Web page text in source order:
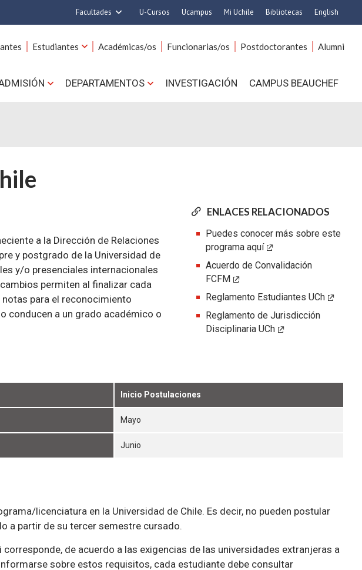
Facultades
Ciencias
Cs. Agronómicas
U-Cursos Ucampus Mi Uchile Bibliotecas English
Estudiantes Académicas/os Funcionarias/os Postdoctorantes Alumni
DEPARTAMENTOS INVESTIGACIÓN CAMPUS BEAUCHEF
ENLACES RELACIONADOS
Puedes conocer más sobre este
programa aquí
Acuerdo de Convalidación
FCFM
Reglamento Estudiantes UCh
Reglamento de Jurisdicción
Disciplinaria UCh
a la Dirección de Relaciones
y postgrado de la Universidad de
y/o presenciales internacionales
permiten al finalizar cada
para el reconocimiento
conducen a un grado académico o
Inicio Postulaciones
Mayo
Junio
licenciatura en la Universidad de Chile. Es decir, no pueden postular
a partir de su tercer semestre cursado.
de acuerdo a las exigencias de las universidades extranjeras a
sobre estos requisitos, cada estudiante debe consultar